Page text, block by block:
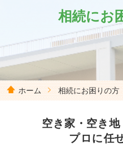
相続にお
ホーム 相続にお困りの方
空き家・空き地
プロに任